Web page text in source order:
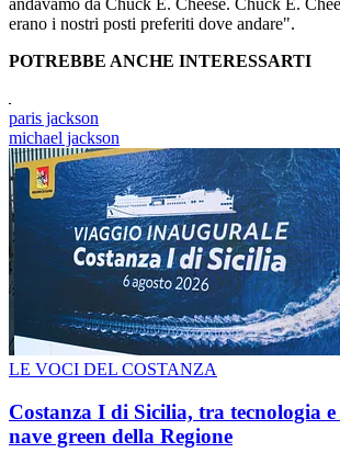
andavamo da Chuck E. Cheese. Chuck E.
erano i nostri posti preferiti dove andare".
POTREBBE ANCHE INTERESSARTI
paris jackson
michael jackson
LE VOCI DEL COSTANZA
Costanza I di Sicilia, tra tecnologia
nave green della Regione